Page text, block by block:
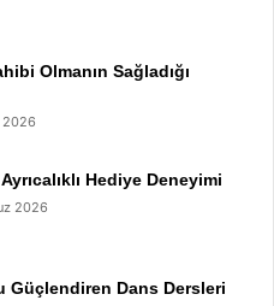
Olmanın Sağladığı
2026
Hediye Deneyimi
2026
Güçlendiren Dans Dersleri